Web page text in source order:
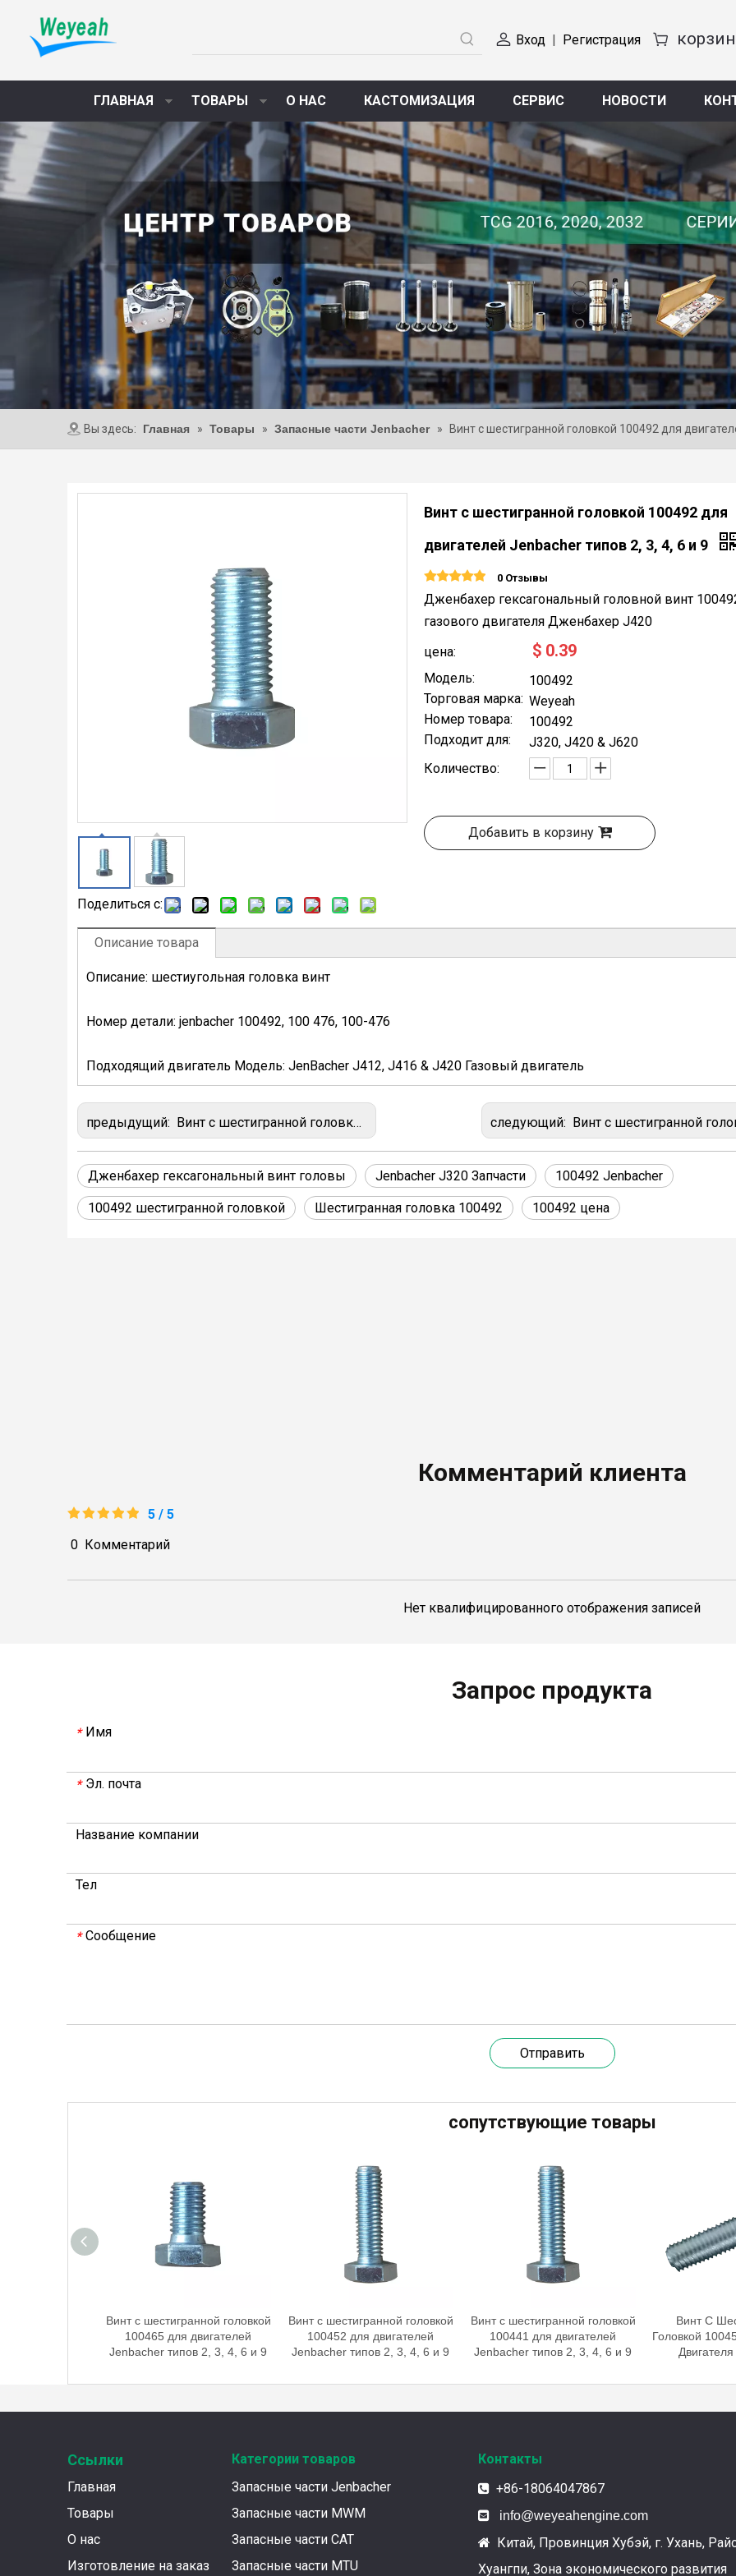
Вход | Регистрация
ГЛАВНАЯ ТОВАРЫ О НАС КАСТОМИЗАЦИЯ СЕРВИС НОВОСТИ
Вы здесь: Главная » Товары » Запасные части Jenbacher » Винт с шестигранной головкой 100492 для
Поделиться с:
Винт с шестигранной головкой 100492 для
двигателей Jenbacher типов 2, 3, 4, 6 и 9
0 Отзывы
Дженбахер гексагональный головной винт
газового двигателя Дженбахер J420
цена:
$ 0.39
Модель:
100492
Торговая марка: Weyeah
Номер товара:
100492
Подходит для:
J320, J420 & J620
Количество:
Добавить в корзину
Описание товара
Описание: шестиугольная головка винт
Номер детали: jenbacher 100492, 100 476, 100-476
Подходящий двигатель Модель: JenBacher J412, J416 & J420 Газовый двигатель
предыдущий: Винт с шестигранной головкой 100497 для двигателей Jenbacher типов 2, 3, 4, 6 и 9 следующий: Винт с шестигранной головкой 100489 для двигателей Jenbacher типов
Дженбахер гексагональный винт головы Jenbacher J320 Запчасти 100492 Jenbacher
100492 шестигранной головкой Шестигранная головка 100492 100492 цена
Комментарий клиента
5 / 5
0 Комментарий
Нет квалифицированного отображения записей
Запрос продукта
* Имя
* Эл. почта
Название компании
Тел
* Сообщение
Отправить
сопутствующие товары
Винт с шестигранной головкой
100465 для двигателей
Jenbacher типов 2, 3, 4, 6 и 9
Винт с шестигранной головкой
100452 для двигателей
Jenbacher типов 2, 3, 4, 6 и 9
Винт с шестигранной головкой
100441 для двигателей
Jenbacher типов 2, 3, 4, 6 и 9
Винт С
Головкой
Ссылки
Главная
Товары
О нас
Изготовление на заказ
Категории товаров
Запасные части Jenbacher
Запасные части MWM
Запасные части CAT
Запасные части MTU
Контакты
 +86-18064047867
 info@weyeahengine.com
 Китай, Провинция Хубэй, г. Ухань,
Хуангпи, Зона экономического развития